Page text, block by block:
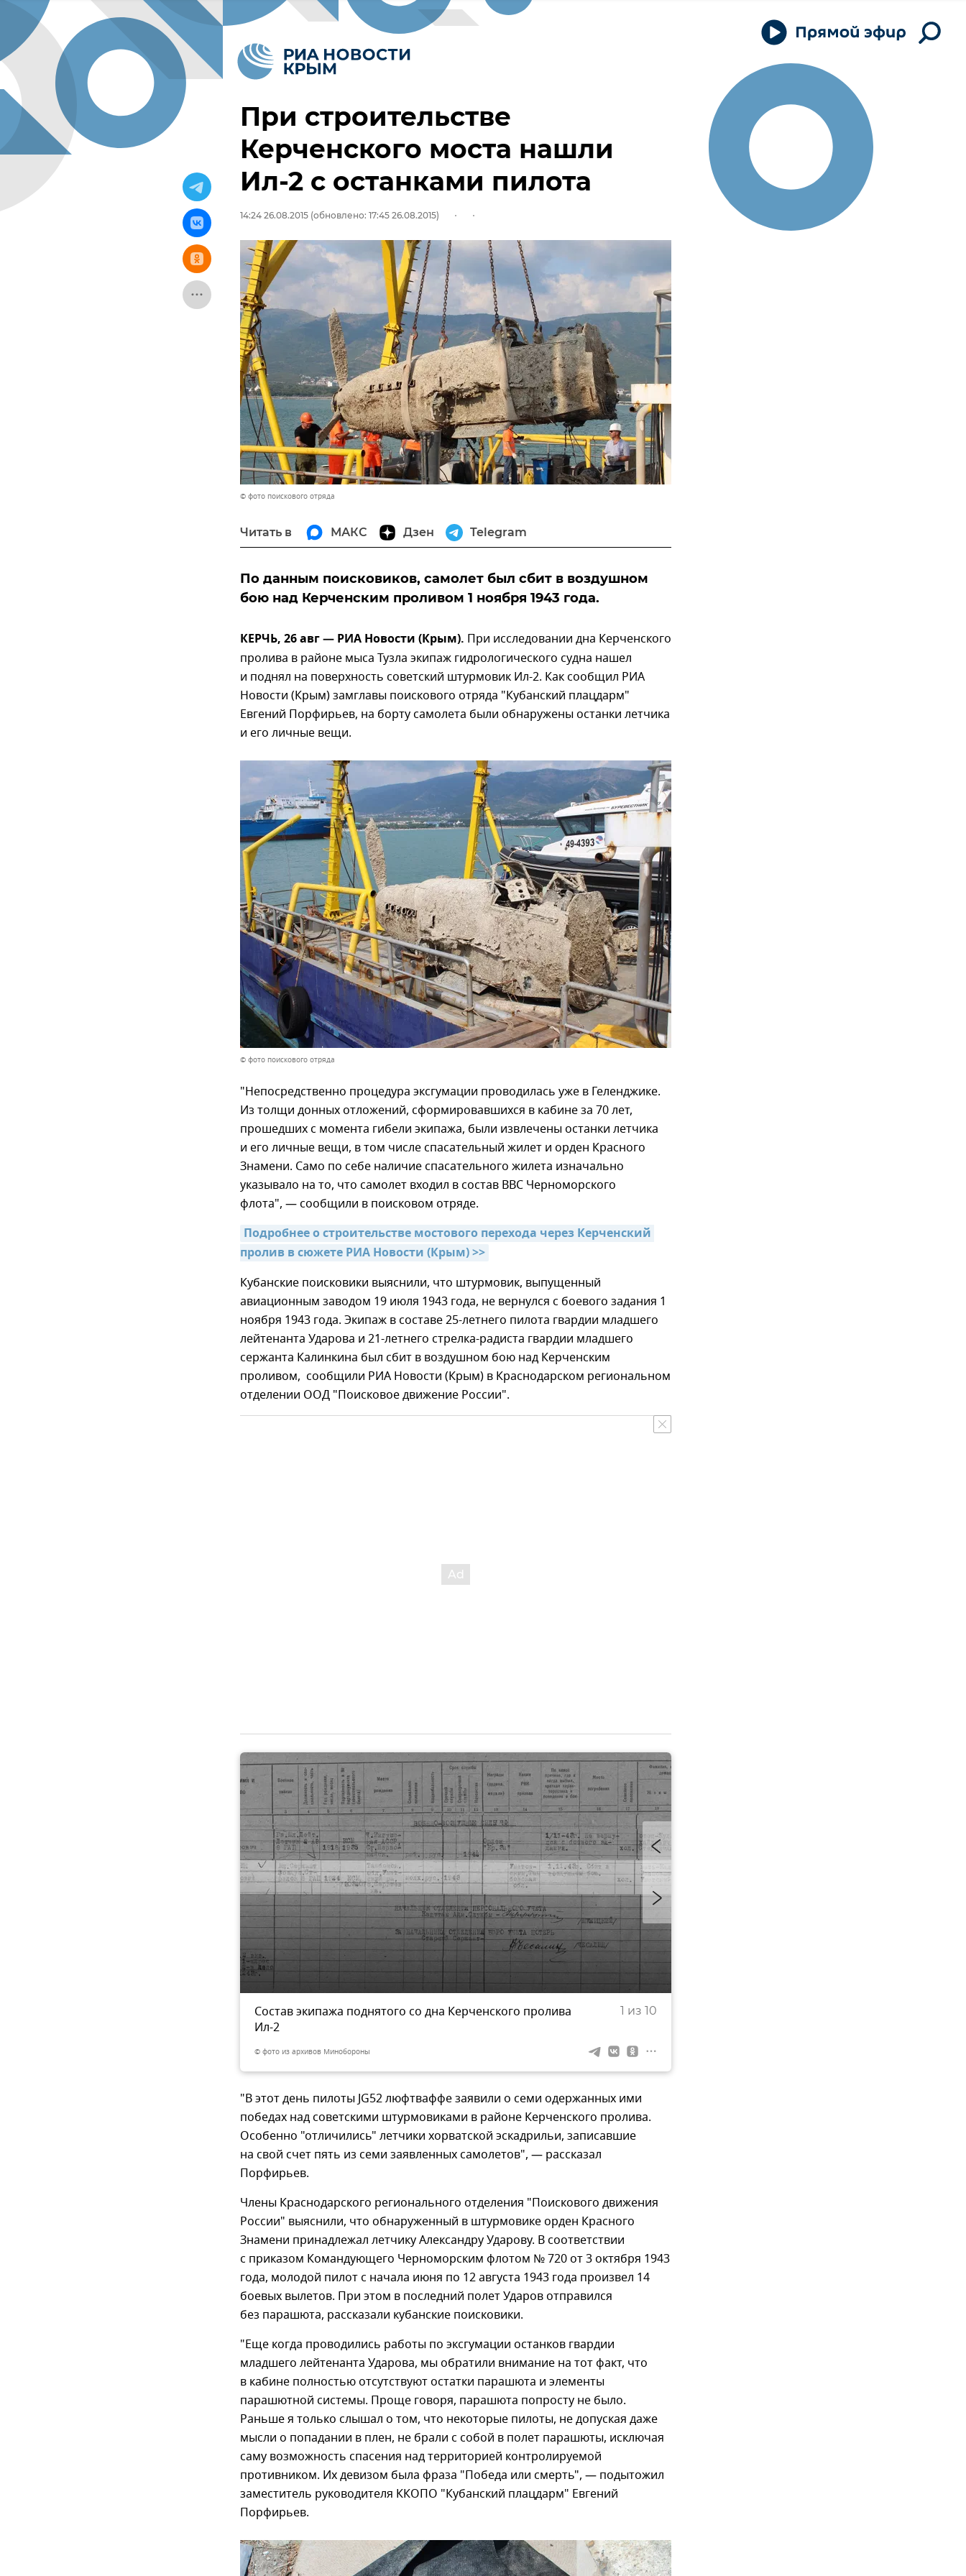
При строительстве
Керченского моста нашли
Ил-2 с останками пилота
14:24 26.08.2015 (обновлено: 17:45 26.08.2015)
© фото поискового отряда
Читать в МАКС Дзен Telegram
По данным поисковиков, самолет был сбит в воздушном
бою над Керченским проливом 1 ноября 1943 года.
КЕРЧЬ, 26 авг — РИА Новости (Крым). При исследовании дна Керченского
пролива в районе мыса Тузла экипаж гидрологического судна нашел
и поднял на поверхность советский штурмовик Ил-2. Как сообщил РИА
Новости (Крым) замглавы поискового отряда "Кубанский плацдарм"
Евгений Порфирьев, на борту самолета были обнаружены останки летчика
и его личные вещи.
© фото поискового отряда
"Непосредственно процедура эксгумации проводилась уже в Геленджике.
Из толщи донных отложений, сформировавшихся в кабине за 70 лет,
прошедших с момента гибели экипажа, были извлечены останки летчика
и его личные вещи, в том числе спасательный жилет и орден Красного
Знамени. Само по себе наличие спасательного жилета изначально
указывало на то, что самолет входил в состав ВВС Черноморского
флота", — сообщили в поисковом отряде.
Подробнее о строительстве мостового перехода через Керченский
пролив в сюжете РИА Новости (Крым) >>
Кубанские поисковики выяснили, что штурмовик, выпущенный
авиационным заводом 19 июля 1943 года, не вернулся с боевого задания 1
ноября 1943 года. Экипаж в составе 25-летнего пилота гвардии младшего
лейтенанта Ударова и 21-летнего стрелка-радиста гвардии младшего
сержанта Калинкина был сбит в воздушном бою над Керченским
проливом, сообщили РИА Новости (Крым) в Краснодарском региональном
отделении ООД "Поисковое движение России".
1 из 10
Состав экипажа поднятого со дна Керченского пролива
Ил-2
© фото из архивов Минобороны
"В этот день пилоты JG52 люфтваффе заявили о семи одержанных ими
победах над советскими штурмовиками в районе Керченского пролива.
Особенно "отличились" летчики хорватской эскадрильи, записавшие
на свой счет пять из семи заявленных самолетов", — рассказал
Порфирьев.
Члены Краснодарского регионального отделения "Поискового движения
России" выяснили, что обнаруженный в штурмовике орден Красного
Знамени принадлежал летчику Александру Ударову. В соответствии
с приказом Командующего Черноморским флотом № 720 от 3 октября 1943
года, молодой пилот с начала июня по 12 августа 1943 года произвел 14
боевых вылетов. При этом в последний полет Ударов отправился
без парашюта, рассказали кубанские поисковики.
"Еще когда проводились работы по эксгумации останков гвардии
младшего лейтенанта Ударова, мы обратили внимание на тот факт, что
в кабине полностью отсутствуют остатки парашюта и элементы
парашютной системы. Проще говоря, парашюта попросту не было.
Раньше я только слышал о том, что некоторые пилоты, не допуская даже
мысли о попадании в плен, не брали с собой в полет парашюты, исключая
саму возможность спасения над территорией контролируемой
противником. Их девизом была фраза "Победа или смерть", — подытожил
заместитель руководителя ККОПО "Кубанский плацдарм" Евгений
Порфирьев.